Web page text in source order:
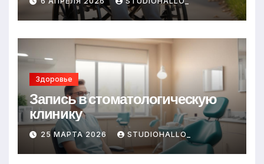
Здоровье
Запись в стоматологическую
клинику
25 МАРТА 2026 STUDIOHALLO_